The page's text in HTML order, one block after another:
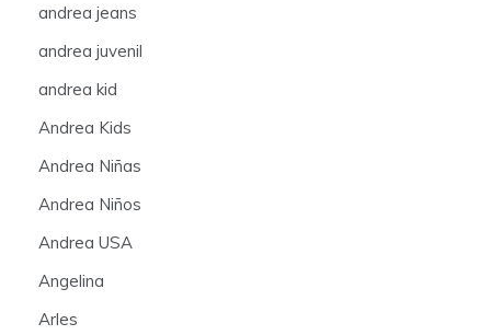
andrea jeans
andrea juvenil
andrea kid
Andrea Kids
Andrea Niñas
Andrea Niños
Andrea USA
Angelina
Arles